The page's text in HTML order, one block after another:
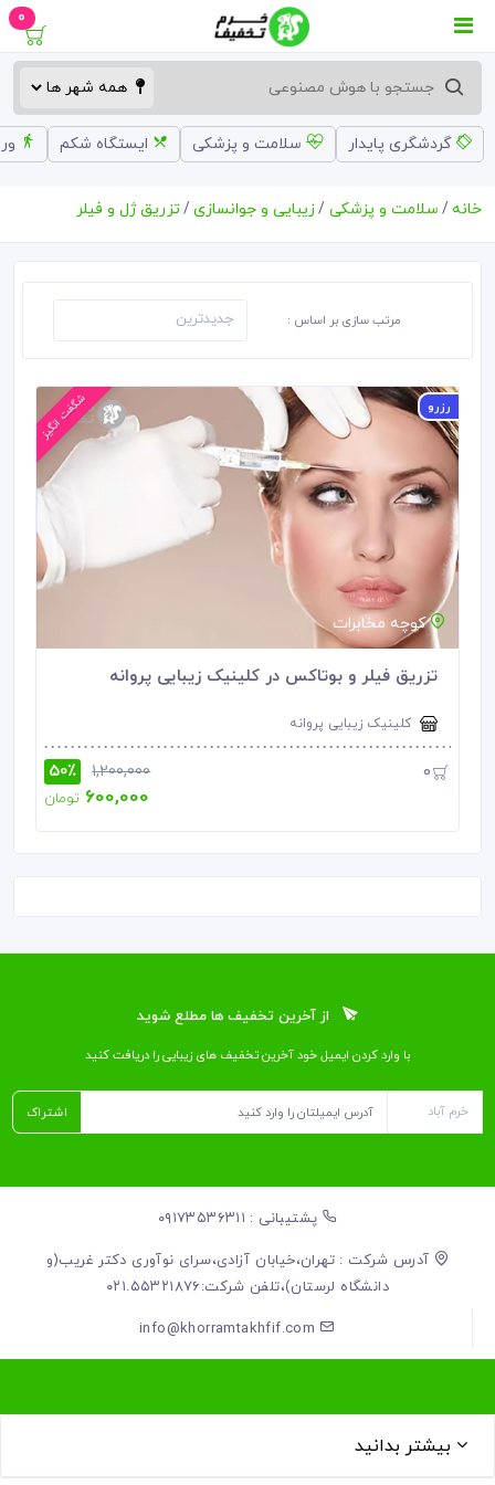
0
گردشگری پایدار سلامت و پزشکی ایستگاه شکم
خانه سلامت و پزشکی زیبایی و جوانسازی تزریق ژل و فیلر
مرتب سازی بر اساس :
شگفت انگیز
رزرو
کوچه مخابرات
تزریق فیلر و بوتاکس در کلینیک زیبایی پروانه
کلینیک زیبایی پروانه
0
1,200,000 50٪
600,000 تومان
از آخرین تخفیف ها مطلع شوید
با وارد کردن ایمیل خود آخرین تخفیف ‌های زیبایی را دریافت کنید
اشتراک
پشتیبانی : ۰۹۱۷۳۵۳۶۳۱۱
آدرس شرکت : تهران،خیابان آزادی،سرای نوآوری دکتر غریب(و
دانشگاه لرستان)،تلفن شرکت:۰۲۱.۵۵۳۲۱۸۷۶
info@khorramtakhfif.com
بیشتر بدانید